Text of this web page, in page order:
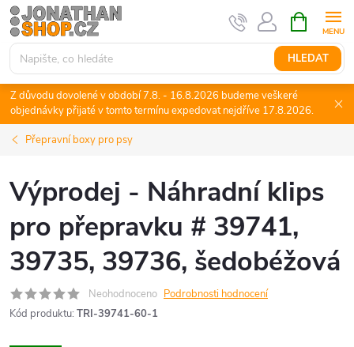
Přejít
na
obsah
HLEDAT
NÁKUPNÍ
KOŠÍK
Z důvodu dovolené v období 7.8. - 16.8.2026 budeme veškeré
objednávky přijaté v tomto termínu expedovat nejdříve 17.8.2026.
Přepravní boxy pro psy
Výprodej - Náhradní klips
pro přepravku # 39741,
39735, 39736, šedobéžová
Neohodnoceno Podrobnosti hodnocení
Kód produktu: TRI-39741-60-1